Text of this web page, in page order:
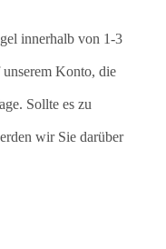
innerhalb von 1-3
Konto, die
Sollte es zu
wir Sie darüber